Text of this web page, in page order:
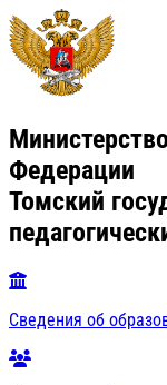
Федерации
Томский
Сведения об